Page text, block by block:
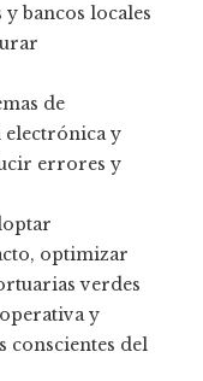
bancos locales
de
electrónica y
errores y
optimizar
verdes
y
conscientes del